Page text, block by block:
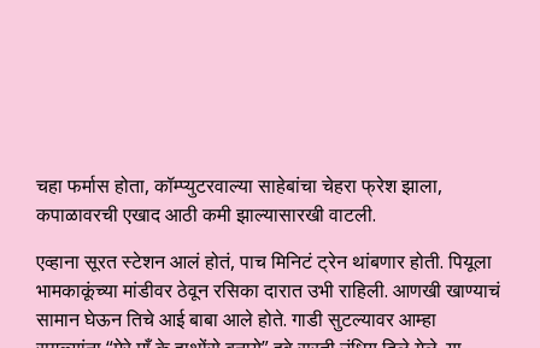
चहा फर्मास होता, कॉम्प्युटरवाल्या साहेबांचा चेहरा फ्रेश झाला,
कपाळावरची एखाद आठी कमी झाल्यासारखी वाटली.
एव्हाना सूरत स्टेशन आलं होतं, पाच मिनिटं ट्रेन थांबणार होती. पियूला
भामकाकूंच्या मांडीवर ठेवून रसिका दारात उभी राहिली. आणखी खाण्याचं
सामान घेऊन तिचे आई बाबा आले होते. गाडी सुटल्यावर आम्हा